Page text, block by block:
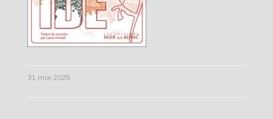
31 mai 2025